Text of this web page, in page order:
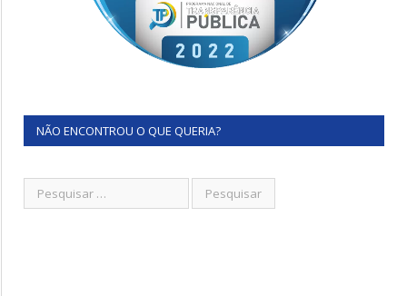
NÃO ENCONTROU O QUE QUERIA?